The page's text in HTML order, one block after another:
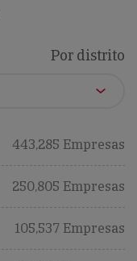
Por distrito
443,285 Empresas
250,805 Empresas
105,537 Empresas